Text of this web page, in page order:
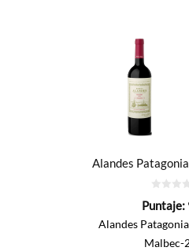
Alandes
de
Puntaje:
Alandes
Malbec-